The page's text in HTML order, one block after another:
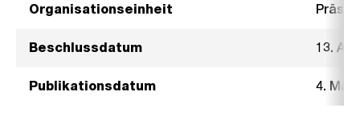
Organisationseinheit
Beschlussdatum 13.
Publikationsdatum 4. Mai